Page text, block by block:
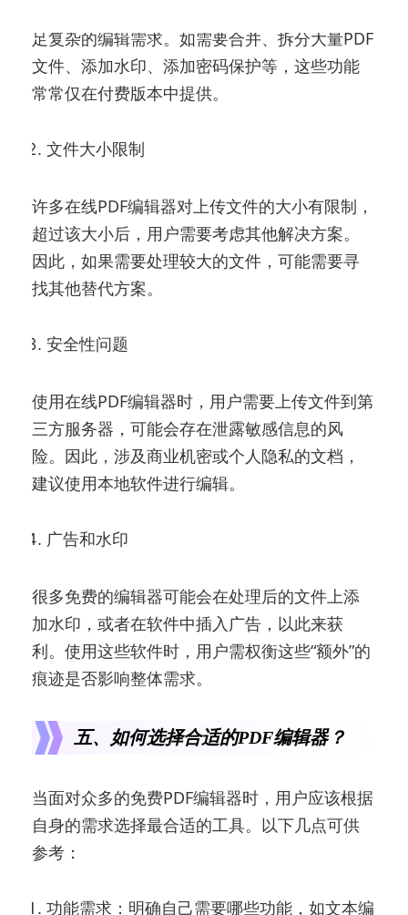
足复杂的编辑需求。如需要合并、拆分大量PDF
文件、添加水印、添加密码保护等，这些功能
常常仅在付费版本中提供。
文件大小限制
许多在线PDF编辑器对上传文件的大小有限制，
超过该大小后，用户需要考虑其他解决方案。
因此，如果需要处理较大的文件，可能需要寻
找其他替代方案。
安全性问题
使用在线PDF编辑器时，用户需要上传文件到第
三方服务器，可能会存在泄露敏感信息的风
险。因此，涉及商业机密或个人隐私的文档，
建议使用本地软件进行编辑。
广告和水印
很多免费的编辑器可能会在处理后的文件上添
加水印，或者在软件中插入广告，以此来获
利。使用这些软件时，用户需权衡这些“额外”的
痕迹是否影响整体需求。
五、如何选择合适的PDF编辑器？
当面对众多的免费PDF编辑器时，用户应该根据
自身的需求选择最合适的工具。以下几点可供
参考：
功能需求：明确自己需要哪些功能，如文本编